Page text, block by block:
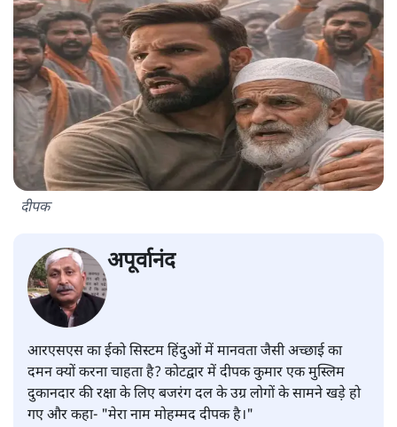
दीपक
अपूर्वानंद
आरएसएस का ईको सिस्टम हिंदुओं में मानवता जैसी अच्छाई का
दमन क्यों करना चाहता है? कोटद्वार में दीपक कुमार एक मुस्लिम
दुकानदार की रक्षा के लिए बजरंग दल के उग्र लोगों के सामने खड़े हो
गए और कहा- "मेरा नाम मोहम्मद दीपक है।"